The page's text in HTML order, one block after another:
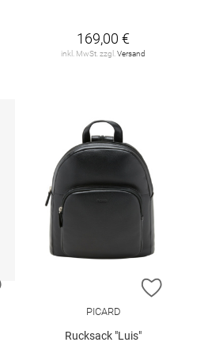
169,00 €
inkl. MwSt. zzgl. Versand
ZUR WUNSCHLISTE HINZUFÜGEN
ZUR
PICARD
Rucksack "Luis"